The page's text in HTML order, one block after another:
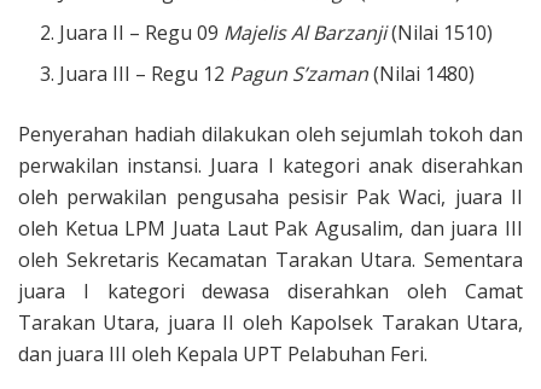
Juara II – Regu 09 Majelis Al Barzanji(Nilai 1510)
Juara III – Regu 12 Pagun S’zaman(Nilai 1480)
Penyerahan hadiah dilakukan oleh sejumlah tokoh dan
perwakilan instansi. Juara I kategori anak diserahkan
oleh perwakilan pengusaha pesisir Pak Waci, juara II
oleh Ketua LPM Juata Laut Pak Agusalim, dan juara III
oleh Sekretaris Kecamatan Tarakan Utara. Sementara
juara I kategori dewasa diserahkan oleh Camat
Tarakan Utara, juara II oleh Kapolsek Tarakan Utara,
dan juara III oleh Kepala UPT Pelabuhan Feri.